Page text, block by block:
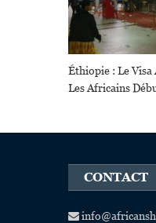
Éthiopie : Le Visa
Les Africains
CONTACT